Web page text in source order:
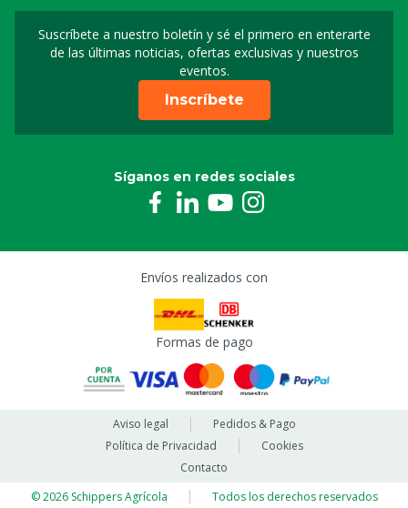
Suscríbete a nuestro boletín y sé el primero en enterarte
de las últimas noticias, ofertas exclusivas y nuestros
eventos.
Suscripción a nuestro
Inscríbete
Síganos en redes sociales
Envíos realizados con
Formas de pago
Aviso legal
Pedidos & Pago
Política de Privacidad
Cookies
Contacto
© 2026 Schippers Agrícola
Todos los derechos reservados